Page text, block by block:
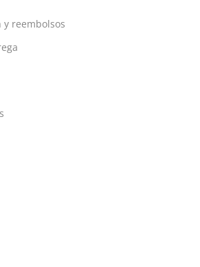
y reembolsos